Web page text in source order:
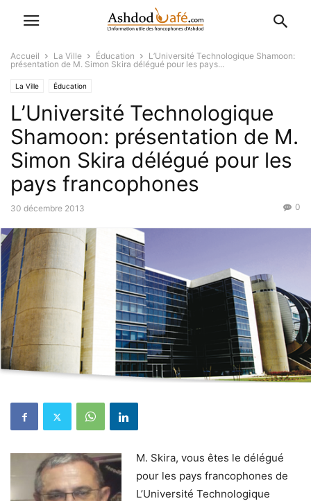
Accueil La Ville Éducation
L’Université Technologique Shamoon:
présentation de M. Simon Skira délégué pour les pays...
La Ville Éducation
L’Université Technologique
Shamoon: présentation de M.
Simon Skira délégué pour les
pays francophones
30 décembre 2013 0
M. Skira, vous êtes le délégué
pour les pays francophones de
L’Université Technologique